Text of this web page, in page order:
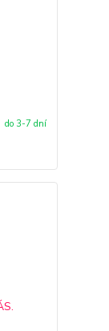
do 3-7 dní